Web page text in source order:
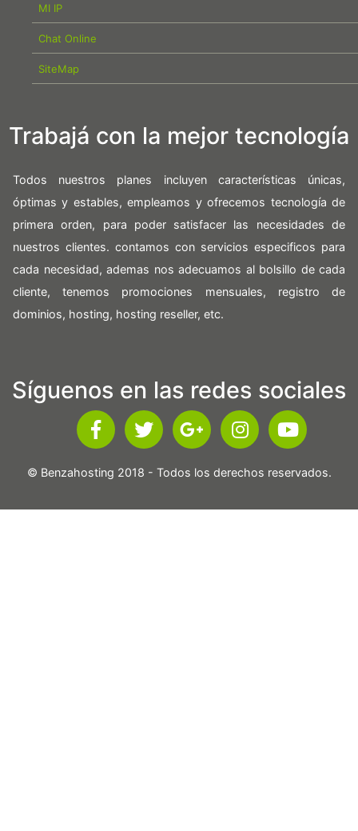
MI IP
Chat Online
SiteMap
Trabajá con la mejor tecnología
Todos nuestros planes incluyen características únicas,
óptimas y estables, empleamos y ofrecemos tecnología de
primera orden, para poder satisfacer las necesidades de
nuestros clientes. contamos con servicios especificos para
cada necesidad, ademas nos adecuamos al bolsillo de cada
cliente, tenemos promociones mensuales, registro de
dominios, hosting, hosting reseller, etc.
Síguenos en las redes sociales
© Benzahosting 2018 - Todos los derechos reservados.